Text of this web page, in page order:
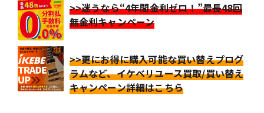
>>迷うなら“4年間金利ゼロ！”最長48回
無金利キャンペーン
>>更にお得に購入可能な買い替えプログ
ラムなど、イケベリユース買取/買い替え
キャンペーン詳細はこちら